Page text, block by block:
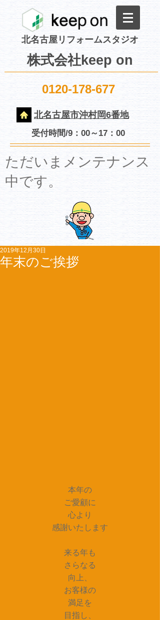
北名古屋リフォームスタジオ
株式会社keep on
0120-178-677
北名古屋市沖村岡6番地
受付時間/9：00～17：00
​ただいまメンテナンス
中です。
年末のご挨拶
2019年12月30日
本年の
ご愛顧に
心より
感謝いたします
来る年も
さらなる
向上、
お客様の
満足を
目指し、